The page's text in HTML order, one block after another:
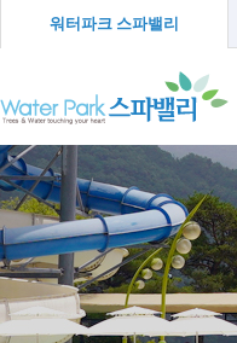
워터파크 스파밸리